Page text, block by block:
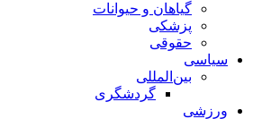
گیاهان و حیوانات
پزشکی
حقوقی
سیاسی
بین‌المللی
گردشگری
ورزشی